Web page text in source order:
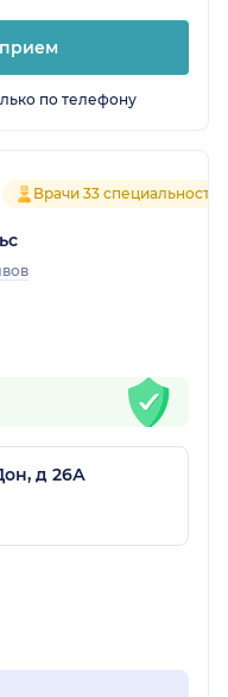
по телефону
Врачи 33 специальностей
д 26А